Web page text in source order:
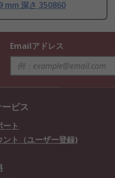
mm 深さ 350860
Emailアドレス
ビス
ト
ント（ユーザー登録)